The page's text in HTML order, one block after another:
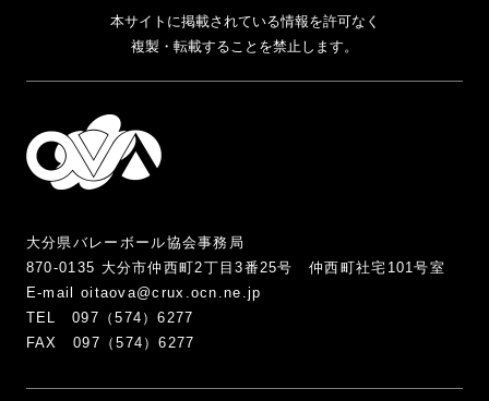
本サイトに掲載されている情報を許可なく
複製・転載することを禁止します。
大分県バレーボール協会事務局
870-0135 大分市仲西町2丁目3番25号 仲西町社宅101号室
E-mail oitaova@crux.ocn.ne.jp
TEL 097（574）6277
FAX 097（574）6277